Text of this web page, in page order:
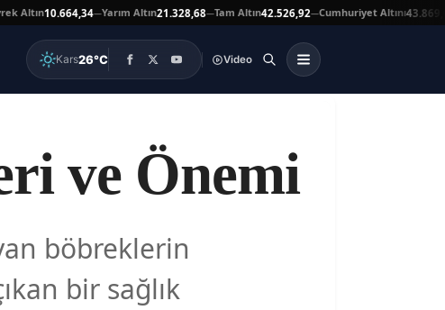
10.664,34—Yarım Altın21.328,68—Tam Altın42.526,92—Cumhuriyet Altını43.869,00▲
Kars26°C Video
ve Önemi
böbreklerin
bir sağlık